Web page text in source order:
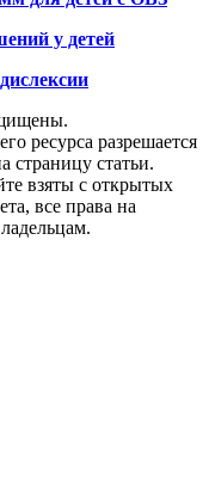
у детей
ресурса разрешается
страницу статьи.
взяты с открытых
все права на